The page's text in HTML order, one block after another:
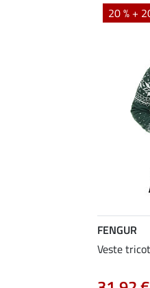
20 % +
FENGUR
Veste